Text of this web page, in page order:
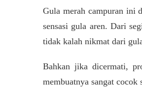
Gula merah campuran ini
sensasi gula aren. Dari
tidak kalah nikmat dari
Bahkan jika dicermati,
membuatnya sangat